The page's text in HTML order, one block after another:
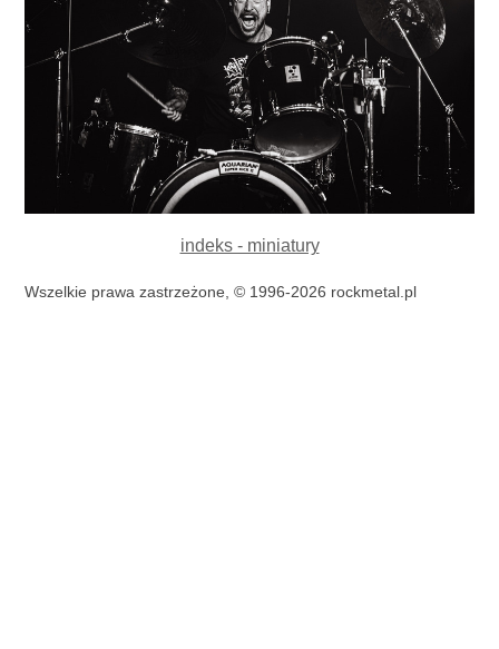
indeks - miniatury
Wszelkie prawa zastrzeżone, © 1996-2026 rockmetal.pl